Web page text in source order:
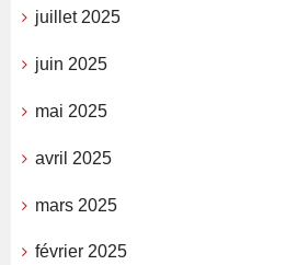
juillet 2025
juin 2025
mai 2025
avril 2025
mars 2025
février 2025